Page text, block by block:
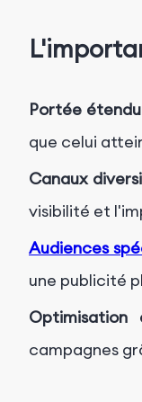
Portée
que celui
Canaux
visibilité et
Audiences
une publicité
Optimisation
campagnes